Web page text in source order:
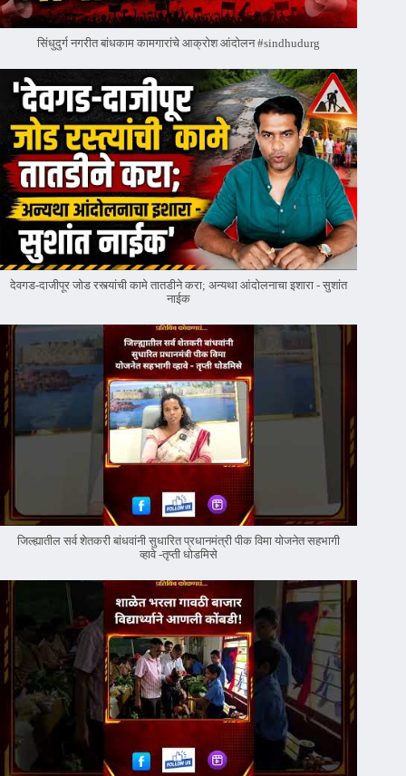
सिंधुदुर्ग नगरीत बांधकाम कामगारांचे आक्रोश आंदोलन #sindhudurg
देवगड-दाजीपूर जोड रस्त्यांची कामे तातडीने करा; अन्यथा आंदोलनाचा इशारा - सुशांत
नाईक
जिल्ह्यातील सर्व शेतकरी बांधवांनी सुधारित प्रधानमंत्री पीक विमा योजनेत सहभागी
व्हावे -तृप्ती धोडमिसे